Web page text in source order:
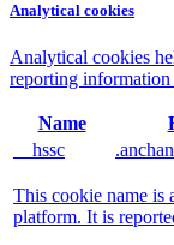
Analytical cookies
Analytical cookies
reporting information
Name
__hssc
This cookie name is
platform. It is